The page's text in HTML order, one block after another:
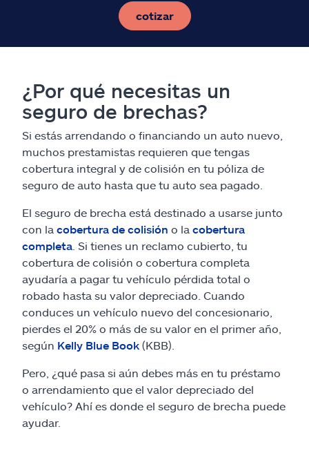
cotizar
¿Por qué necesitas un
seguro de brechas?
Si estás arrendando o financiando un auto nuevo,
muchos prestamistas requieren que tengas
cobertura integral y de colisión en tu póliza de
seguro de auto hasta que tu auto sea pagado.
El seguro de brecha está destinado a usarse junto
con la cobertura de colisión o la cobertura
completa . Si tienes un reclamo cubierto, tu
cobertura de colisión o cobertura completa
ayudaría a pagar tu vehículo pérdida total o
robado hasta su valor depreciado. Cuando
conduces un vehículo nuevo del concesionario,
pierdes el 20% o más de su valor en el primer año,
según Kelly Blue Book (KBB).
Pero, ¿qué pasa si aún debes más en tu préstamo
o arrendamiento que el valor depreciado del
vehículo? Ahí es donde el seguro de brecha puede
ayudar.